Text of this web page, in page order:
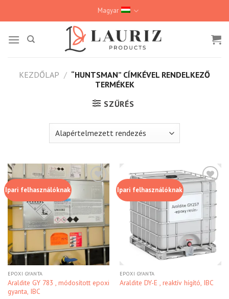
Magyar
KEZDŐLAP / “HUNTSMAN” CÍMKÉVEL RENDELKEZŐ
TERMÉKEK
SZŰRÉS
Ipari felhasználóknak
Kedvencekhez
EPOXI GYANTA
Araldite GY 783 , módosított epoxi
gyanta, IBC
Ipari felhasználóknak
Kedvencekhez
EPOXI GYANTA
Araldite DY-E , reaktív hígító, IBC